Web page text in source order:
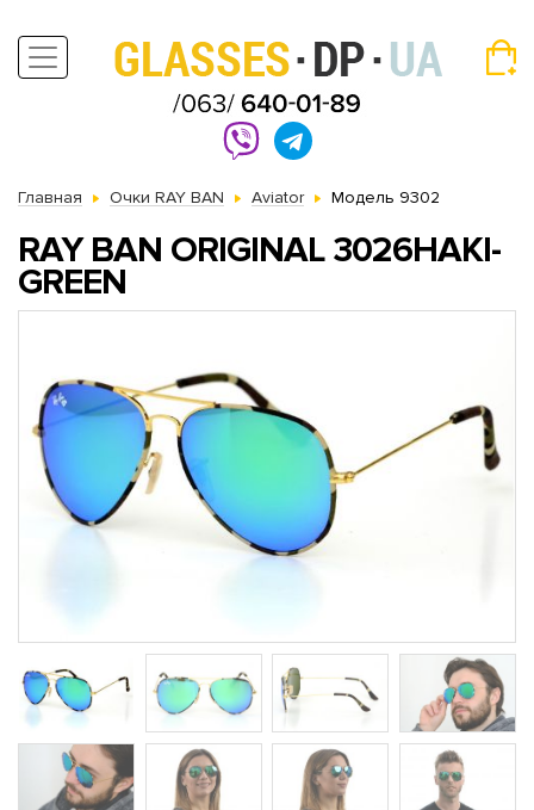
Главная Очки RAY BAN Aviator Модель 9302
RAY BAN ORIGINAL 3026HAKI-
GREEN